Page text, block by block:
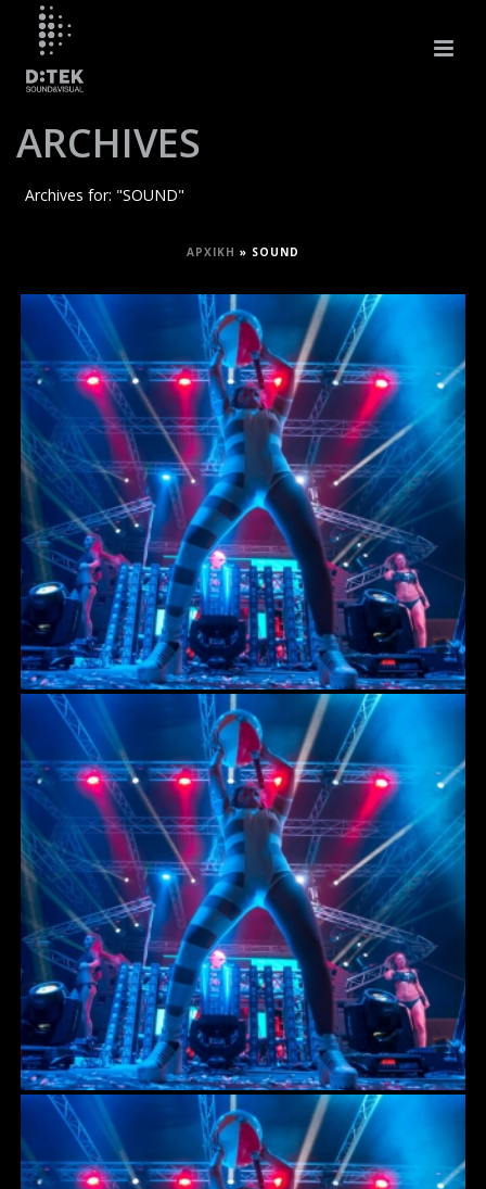
ARCHIVES
Archives for: "SOUND"
ΑΡΧΙΚΉ » SOUND
WIRELESS ΜΕΤΑΔΟΣΗ ΗΧΟΥ
SOUND
WIRELESS IN-EAR
SOUND